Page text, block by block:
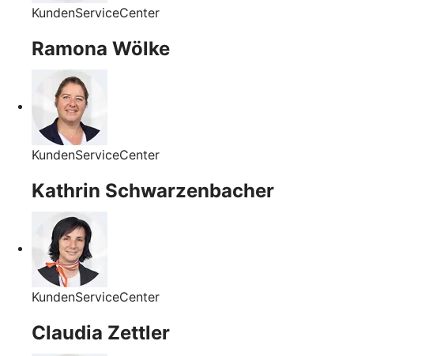
KundenServiceCenter
Ramona Wölke
KundenServiceCenter
Kathrin Schwarzenbacher
KundenServiceCenter
Claudia Zettler